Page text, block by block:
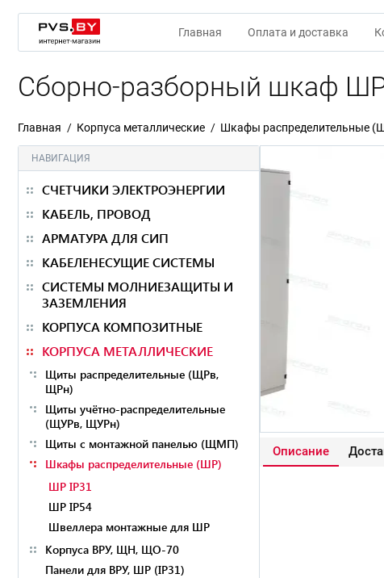
Главная Оплата и доставка
Сборно-разборный шкаф
Главная Корпуса металлические Шкафы распределительные
НАВИГАЦИЯ
СЧЕТЧИКИ ЭЛЕКТРОЭНЕРГИИ
КАБЕЛЬ, ПРОВОД
АРМАТУРА ДЛЯ СИП
КАБЕЛЕНЕСУЩИЕ СИСТЕМЫ
СИСТЕМЫ МОЛНИЕЗАЩИТЫ И
ЗАЗЕМЛЕНИЯ
КОРПУСА КОМПОЗИТНЫЕ
КОРПУСА МЕТАЛЛИЧЕСКИЕ
Щиты распределительные (ЩРв,
ЩРн)
Щиты учётно-распределительные
(ЩУРв, ЩУРн)
Щиты с монтажной панелью (ЩМП)
Шкафы распределительные (ШР)
ШР IP31
ШР IP54
Швеллера монтажные для ШР
Корпуса ВРУ, ЩН, ЩО-70
Панели для ВРУ, ШР (IP31)
Описание